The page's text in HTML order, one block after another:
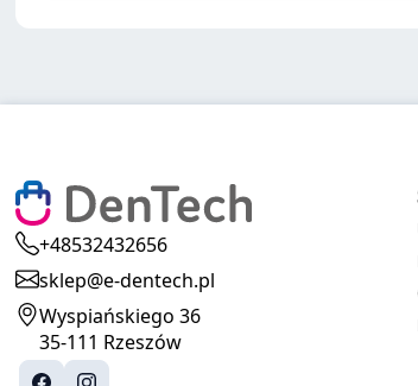
+48532432656
sklep@e-dentech.pl
Wyspiańskiego 36
35-111 Rzeszów